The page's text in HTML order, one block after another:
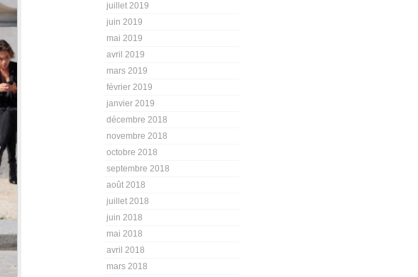
juillet 2019
juin 2019
mai 2019
avril 2019
mars 2019
février 2019
janvier 2019
décembre 2018
novembre 2018
octobre 2018
septembre 2018
août 2018
juillet 2018
juin 2018
mai 2018
avril 2018
mars 2018